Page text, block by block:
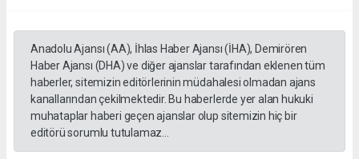
Anadolu Ajansı (AA), İhlas Haber Ajansı (İHA), Demirören
Haber Ajansı (DHA) ve diğer ajanslar tarafından eklenen tüm
haberler, sitemizin editörlerinin müdahalesi olmadan ajans
kanallarından çekilmektedir. Bu haberlerde yer alan hukuki
muhataplar haberi geçen ajanslar olup sitemizin hiç bir
editörü sorumlu tutulamaz...